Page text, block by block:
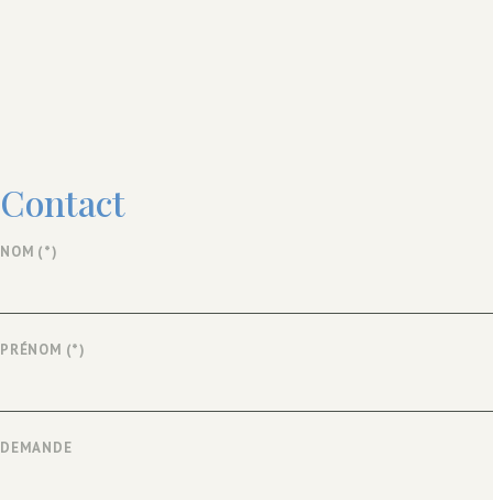
Contact
NOM (*)
PRÉNOM (*)
DEMANDE